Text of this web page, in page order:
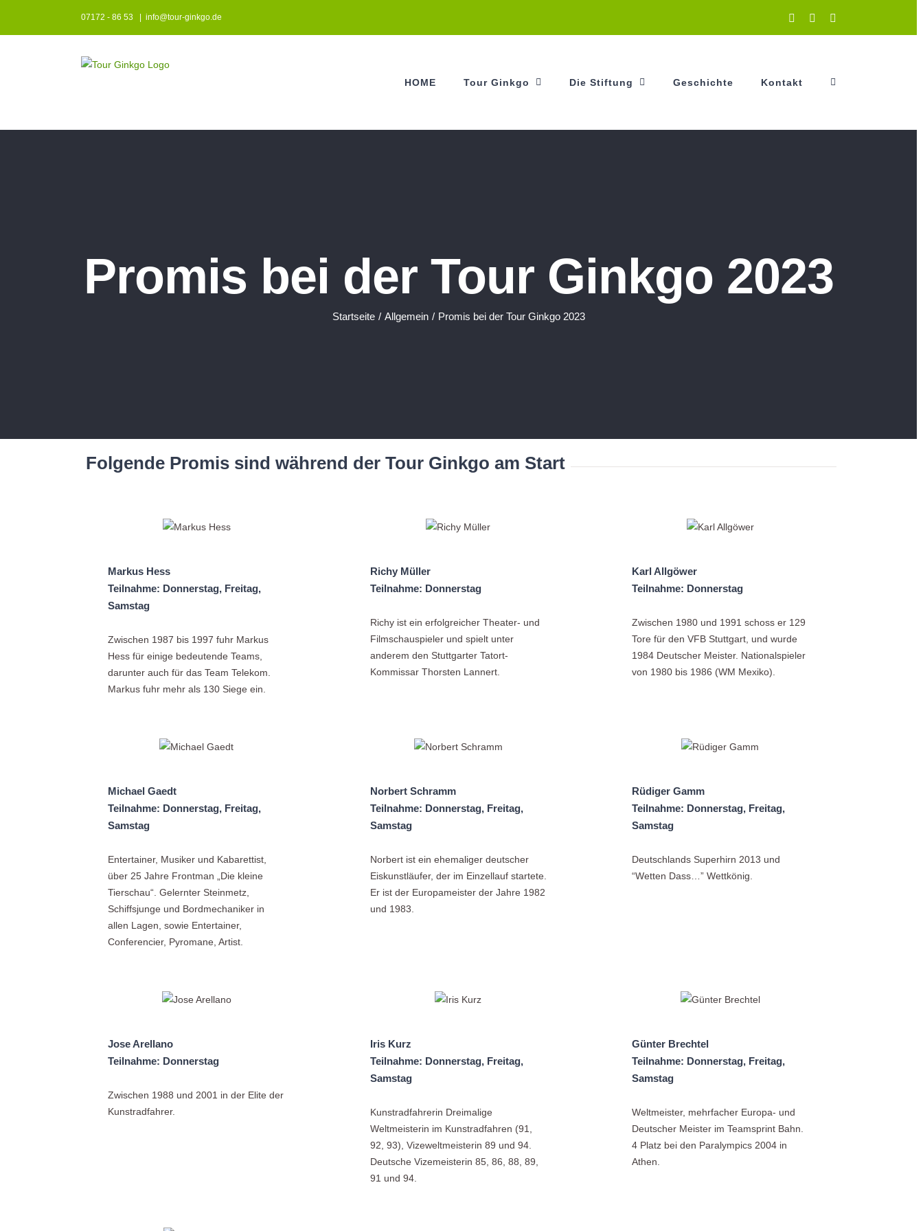
07172 - 86 53 info@tour-ginkgo.de InstagramFacebook
HOME Tour Ginkgo Die Stiftung Geschichte Kontakt
Promis bei der Tour Ginkgo 2023
Startseite / Allgemein / Promis bei der Tour Ginkgo 2023
Folgende Promis sind während der Tour Ginkgo am Start
Markus Hess
Teilnahme: Donnerstag, Freitag,
Samstag
Zwischen 1987 bis 1997 fuhr Markus
Hess für einige bedeutende Teams,
darunter auch für das Team Telekom.
Markus fuhr mehr als 130 Siege ein.
Richy Müller
Teilnahme: Donnerstag
Richy ist ein erfolgreicher Theater- und
Filmschauspieler und spielt unter
anderem den Stuttgarter Tatort-
Kommissar Thorsten Lannert.
Karl Allgöwer
Teilnahme: Donnerstag
Zwischen 1980 und 1991 schoss er 129
Tore für den VFB Stuttgart, und wurde
1984 Deutscher Meister. Nationalspieler
von 1980 bis 1986 (WM Mexiko).
Michael Gaedt
Teilnahme: Donnerstag, Freitag,
Samstag
Entertainer, Musiker und Kabarettist,
über 25 Jahre Frontman „Die kleine
Tierschau“. Gelernter Steinmetz,
Schiffsjunge und Bordmechaniker in
allen Lagen, sowie Entertainer,
Conferencier, Pyromane, Artist.
Norbert Schramm
Teilnahme: Donnerstag, Freitag,
Samstag
Norbert ist ein ehemaliger deutscher
Eiskunstläufer, der im Einzellauf startete.
Er ist der Europameister der Jahre 1982
und 1983.
Rüdiger Gamm
Teilnahme: Donnerstag, Freitag,
Samstag
Deutschlands Superhirn 2013 und
“Wetten Dass…” Wettkönig.
Jose Arellano
Teilnahme: Donnerstag
Zwischen 1988 und 2001 in der Elite der
Kunstradfahrer.
Iris Kurz
Teilnahme: Donnerstag, Freitag,
Samstag
Kunstradfahrerin Dreimalige
Weltmeisterin im Kunstradfahren (91,
92, 93), Vizeweltmeisterin 89 und 94.
Deutsche Vizemeisterin 85, 86, 88, 89,
91 und 94.
Günter Brechtel
Teilnahme: Donnerstag, Freitag,
Samstag
Weltmeister, mehrfacher Europa- und
Deutscher Meister im Teamsprint Bahn.
4 Platz bei den Paralympics 2004 in
Athen.